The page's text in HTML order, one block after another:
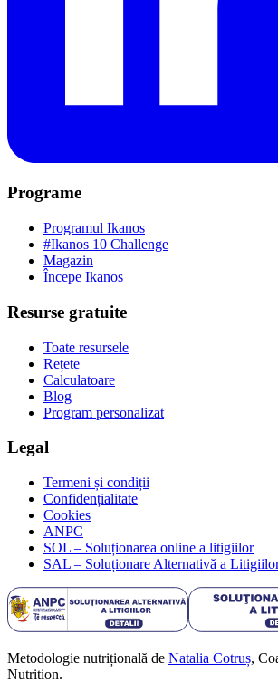
Programe
Programul Ikanos
#Ikanos 10 Challenge
Magazin
Începe Ikanos
Resurse gratuite
Toate resursele
Rețete
Calculatoare
Blog
Program personalizat
Legal
Termeni și condiții
Confidențialitate
Cookies
ANPC
SOL – Soluționarea online a litigiilor
SAL – Soluționare Alternativă a
Metodologie nutrițională de Natalia Cotruș,
Nutrition.